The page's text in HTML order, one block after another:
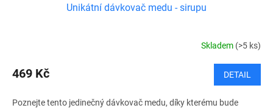
Unikátní dávkovač medu - sirupu
Skladem (>5 ks)
469 Kč DETAIL
Poznejte tento jedinečný dávkovač medu, díky kterému bude